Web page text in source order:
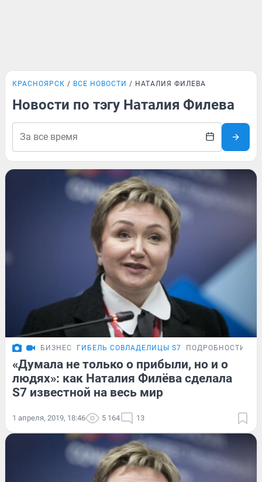
КРАСНОЯРСК ВСЕ НОВОСТИ НАТАЛИЯ ФИЛЕВА
Новости по тэгу Наталия Филева
БИЗНЕС ГИБЕЛЬ СОВЛАДЕЛИЦЫ S7 ПОДРОБНОСТИ
«Думала не только о прибыли, но и о
людях»: как Наталия Филёва сделала
S7 известной на весь мир
1 апреля, 2019, 18:46 5 164 13